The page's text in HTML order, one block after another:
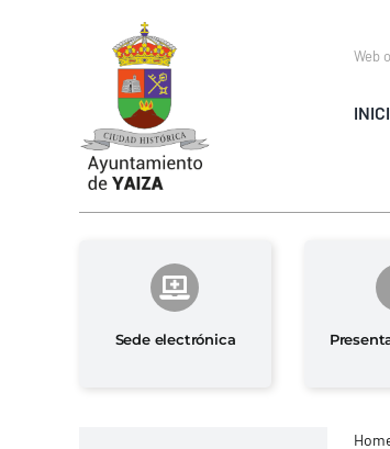
Web
Sede electrónica